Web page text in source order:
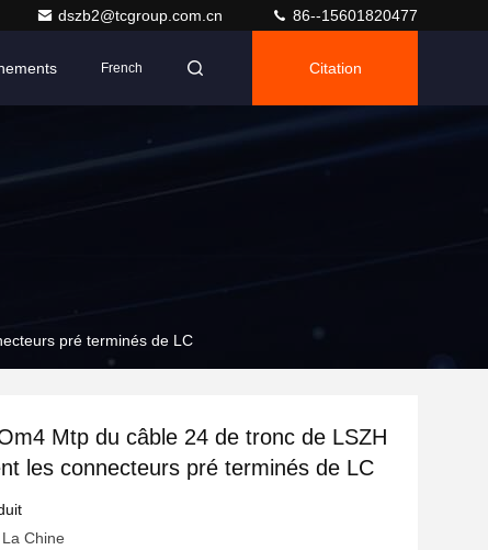
dszb2@tcgroup.com.cn 86--15601820477
French Citation
pré terminés de LC
Mtp du câble 24 de tronc de LSZH
les connecteurs pré terminés de LC
Chine